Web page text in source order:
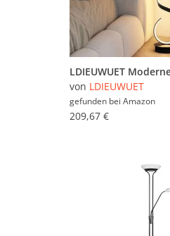
von LDIEUWUET
gefunden bei Amazon
209,67 €